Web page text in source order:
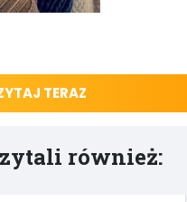
TERAZ
również: